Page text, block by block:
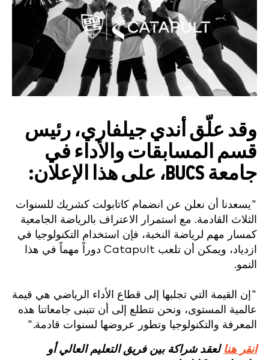
وقد علّق أندي جيلفاري، رئيس
قسم المسابقات والأداء في
جامعة BUCS، على هذا الإعلان:
"يسعدنا أن نعلن عن انضمام كاتابولت كشريك للسنوات
الثلاث القادمة. مع استمرار الاعتراف بالرياضة الجامعية
كمسار مهم لرياضة النخبة، فإن استخدام التكنولوجيا في
ازدياد، ويمكن أن تلعب Catapult دوراً مهماً في هذا
النمو.
"إن القيمة التي تجلبها إلى قطاع الأداء الرياضي هي قيمة
عالمية المستوى، ونحن نتطلع إلى أن تتبنى جامعاتنا هذه
المعرفة والتكنولوجيا وتطور عروضها لسنوات قادمة."
انقر هنا لعقد شراكة بين فريق التعليم العالي أو